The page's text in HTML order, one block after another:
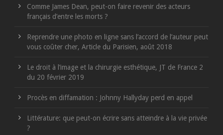
Comme James Dean, peut-on faire revenir des acteurs
français d’entre les morts ?
Reprendre une photo en ligne sans l’accord de l’auteur peut
vous coûter cher, Article du Parisien, août 2018
Le droit à l’image et la chirurgie esthétique, JT de France 2
du 20 février 2019
Procès en diffamation : Johnny Hallyday perd en appel
Littérature: que peut-on écrire sans atteindre à la vie privée
?